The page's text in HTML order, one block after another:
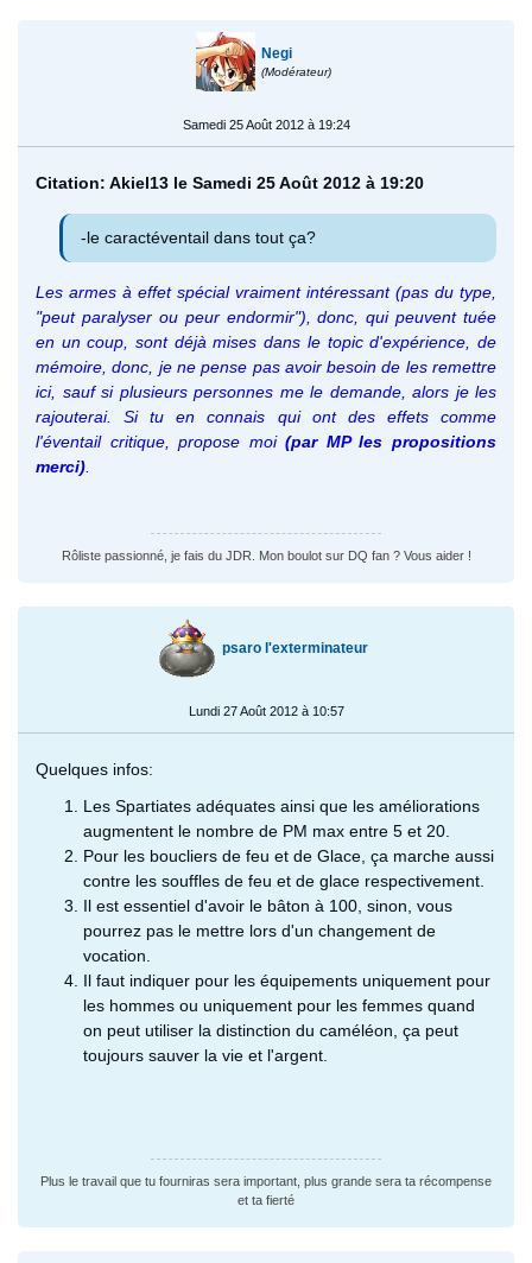
Negi
(Modérateur)
Samedi 25 Août 2012 à 19:24
Citation: Akiel13 le Samedi 25 Août 2012 à 19:20
-le caractéventail dans tout ça?
Les armes à effet spécial vraiment intéressant (pas du type,
"peut paralyser ou peur endormir"), donc, qui peuvent tuée
en un coup, sont déjà mises dans le topic d'expérience, de
mémoire, donc, je ne pense pas avoir besoin de les remettre
ici, sauf si plusieurs personnes me le demande, alors je les
rajouterai. Si tu en connais qui ont des effets comme
l'éventail critique, propose moi(par MP les propositions
merci)
Rôliste passionné, je fais du JDR. Mon boulot sur DQ fan ? Vous aider !
psaro l'exterminateur
Lundi 27 Août 2012 à 10:57
Quelques infos:
Les Spartiates adéquates ainsi que les améliorations
augmentent le nombre de PM max entre 5 et 20.
Pour les boucliers de feu et de Glace, ça marche aussi
contre les souffles de feu et de glace respectivement.
Il est essentiel d'avoir le bâton à 100, sinon, vous
pourrez pas le mettre lors d'un changement de
vocation.
Il faut indiquer pour les équipements uniquement pour
les hommes ou uniquement pour les femmes quand
on peut utiliser la distinction du caméléon, ça peut
toujours sauver la vie et l'argent.
Plus le travail que tu fourniras sera important, plus grande sera ta récompense
et ta fierté